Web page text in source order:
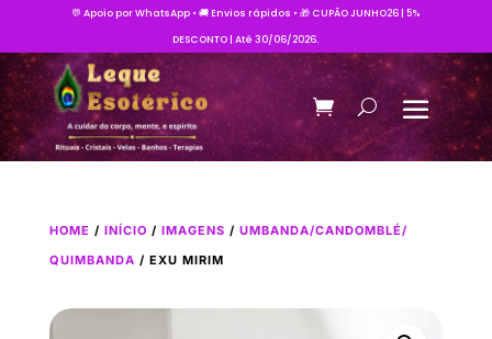
💬 Apoio por WhatsApp • 🚚 Envios rápidos • 🎁 CUPÃO JUNHO26 | 5%
DESCONTO | Até 30/06/2026.
HOME / INÍCIO / IMAGENS / UMBANDA/CANDOMBLÉ/
QUIMBANDA / EXU MIRIM